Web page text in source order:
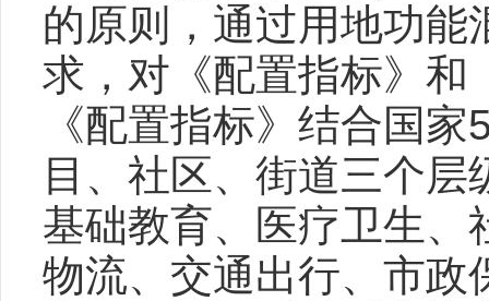
的原则，通过用地功能
求，对《配置指标》和
《配置指标》结合国
目、社区、街道三个
基础教育、医疗卫生、
物流、交通出行、市政